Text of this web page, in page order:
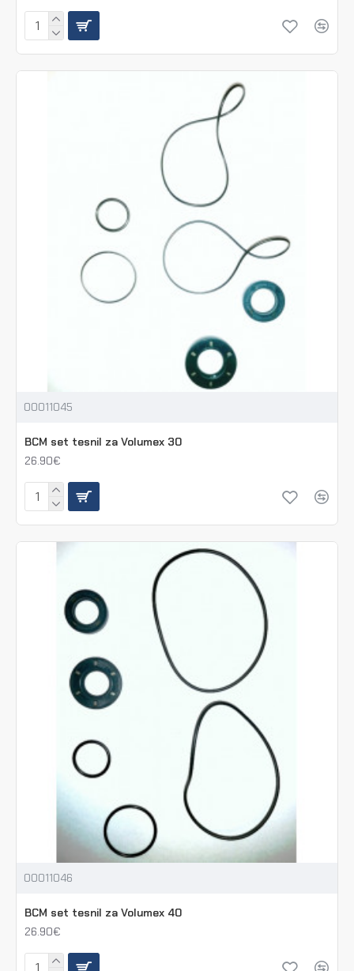
00011045
BCM set tesnil za Volumex 30
26.90€
00011046
BCM set tesnil za Volumex 40
26.90€